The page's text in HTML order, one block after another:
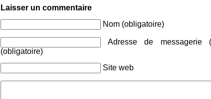
Laisser un commentaire
Nom (obligatoire)
Adresse de
(obligatoire)
Site web